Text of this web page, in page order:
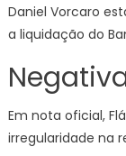
Daniel Vorcaro
a liquidação do
Em nota oficial,
irregularidade na